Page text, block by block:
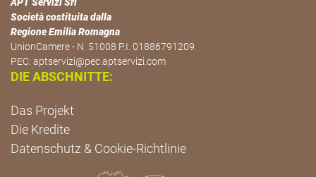
APT Servizi Srl
Società costituita dalla
Regione Emilia Romagna
UnionCamere - N. 51008 P.I. 01886791209.
PEC: aptservizi@pec.aptservizi.com
DIE ABSCHNITTE:
Das Projekt
Die Kredite
Datenschutz & Cookie-Richtlinie